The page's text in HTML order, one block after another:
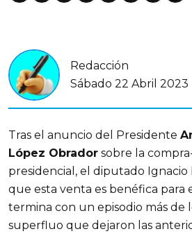
Redacción
Sábado 22 Abril 2023
Tras el anuncio del Presidente
López Obrador sobre la
presidencial, el diputado Ignacio
que esta venta es benéfica para
termina con un episodio más de
superfluo que dejaron las